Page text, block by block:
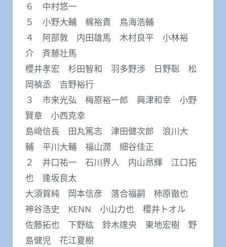
６ 中村悠一
５ 小野大輔 梶裕貴 鳥海浩輔
４ 阿部敦 内田雄馬 木村良平 小林裕
介 斉藤壮馬
櫻井孝宏 杉田智和 羽多野渉 日野聡 松
岡禎丞 吉野裕行
３ 市来光弘 梅原裕一郎 興津和幸 小野
賢章 小西克幸
島﨑信長 田丸篤志 津田健次郎 浪川大
輔 平川大輔 福山潤 細谷佳正
２ 井口祐一 石川界人 内山昂輝 江口拓
也 逢坂良太
大須賀純 岡本信彦 落合福嗣 柿原徹也
神谷浩史 KENN 小山力也 櫻井トオル
佐藤拓也 下野紘 鈴木達央 東地宏樹 野
島健児 花江夏樹